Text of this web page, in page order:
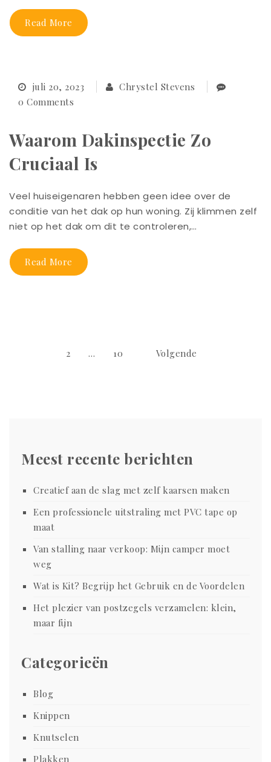
Read More
juli 20, 2023
Chrystel Stevens
0 Comments
Waarom Dakinspectie Zo
Cruciaal Is
Veel huiseigenaren hebben geen idee over de
conditie van het dak op hun woning. Zij klimmen zelf
niet op het dak om dit te controleren,…
Read More
Berichtnavigatie
2 … 10 Volgende
Meest recente berichten
Creatief aan de slag met zelf kaarsen maken
Een professionele uitstraling met PVC tape op
maat
Van stalling naar verkoop: Mijn camper moet
weg
Wat is Kit? Begrijp het Gebruik en de Voordelen
Het plezier van postzegels verzamelen: klein,
maar fijn
Categorieën
Blog
Knippen
Knutselen
Plakken